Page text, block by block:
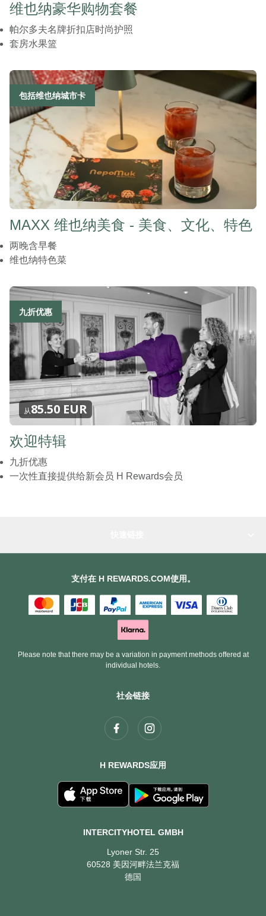
维也纳豪华购物套餐
帕尔多夫名牌折扣店时尚护照
套房水果篮
包括维也纳城市卡
MAXX 维也纳美食 - 美食、文化、特色
两晚含早餐
维也纳特色菜
九折优惠
从85.50 EUR
欢迎特辑
九折优惠
一次性直接提供给新会员 H Rewards会员
社会链接
H REWARDS应用
INTERCITYHOTEL GMBH
Lyoner Str. 25
60528 美因河畔法兰克福
德国
支付在 H REWARDS.COM使用。
Please note that there may be a variation in payment methods offered at
individual hotels.